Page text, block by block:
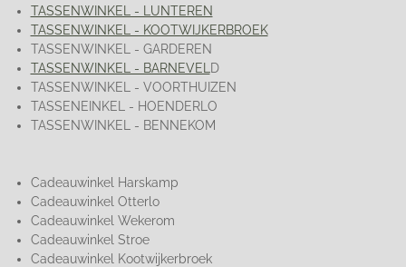
TASSENWINKEL - LUNTEREN
TASSENWINKEL - KOOTWIJKERBROEK
TASSENWINKEL - GARDEREN
TASSENWINKEL - BARNEVEL
D
TASSENWINKEL - VOORTHUIZEN
TASSENEINKEL - HOENDERLO
TASSENWINKEL - BENNEKOM
Cadeauwinkel Harskamp
Cadeauwinkel Otterlo
Cadeauwinkel Wekerom
Cadeauwinkel Stroe
Cadeauwinkel Kootwijkerbroek